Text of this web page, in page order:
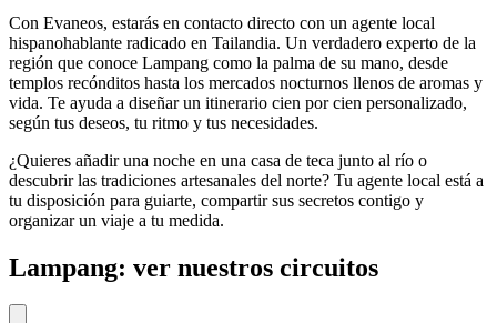
Con Evaneos, estarás en contacto directo con un agente local
hispanohablante radicado en Tailandia. Un verdadero experto de la
región que conoce Lampang como la palma de su mano, desde
templos recónditos hasta los mercados nocturnos llenos de aromas y
vida. Te ayuda a diseñar un itinerario cien por cien personalizado,
según tus deseos, tu ritmo y tus necesidades.
¿Quieres añadir una noche en una casa de teca junto al río o
descubrir las tradiciones artesanales del norte? Tu agente local está a
tu disposición para guiarte, compartir sus secretos contigo y
organizar un viaje a tu medida.
Lampang: ver nuestros circuitos